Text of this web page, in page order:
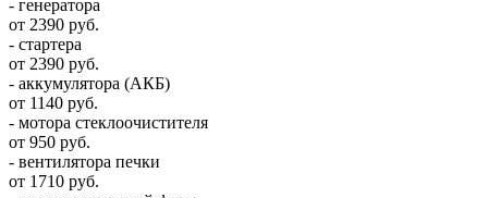
- генератора
от 2390 руб.
- стартера
от 2390 руб.
- аккумулятора (АКБ)
от 1140 руб.
- мотора стеклоочистителя
от 950 руб.
- вентилятора печки
от 1710 руб.